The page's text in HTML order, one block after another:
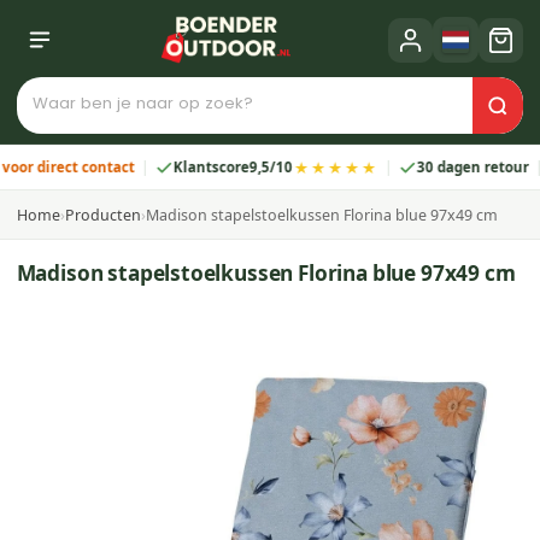
contact Klantscore9,5/10★★★★★ 30 dagen retour
Home›Producten›Madison stapelstoelkussen Florina blue 97x49 cm
Madison stapelstoelkussen Florina blue 97x49 cm